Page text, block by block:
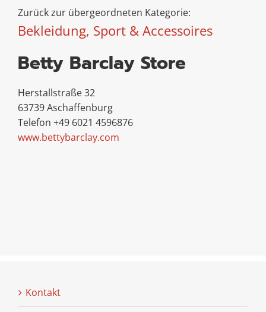
Zurück zur übergeordneten Kategorie:
Bekleidung, Sport & Accessoires
Betty Barclay Store
Herstallstraße 32
63739 Aschaffenburg
Telefon +49 6021 4596876
www.bettybarclay.com
Kontakt